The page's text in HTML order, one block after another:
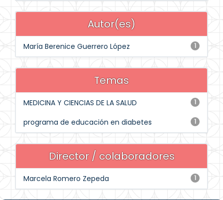
Autor(es)
1
María Berenice Guerrero López
Temas
1
MEDICINA Y CIENCIAS DE LA SALUD
1
programa de educación en diabetes
Director / colaboradores
1
Marcela Romero Zepeda